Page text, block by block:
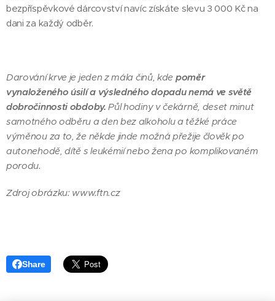
bezpříspěvkové dárcovství navíc získáte slevu 3 000 Kč na
dani za každý odběr.
Darování krve je jeden z mála činů, kde poměr
vynaloženého úsilí a výsledného dopadu nemá ve světě
dobročinnosti obdoby.Půl hodiny v čekárně, deset minut
samotného odběru a den bez alkoholu a těžké práce
výměnou za to, že někde jinde možná přežije člověk po
autonehodě, dítě s leukémií nebo žena po komplikovaném
porodu.
Zdroj obrázku: www.ftn.cz
Share